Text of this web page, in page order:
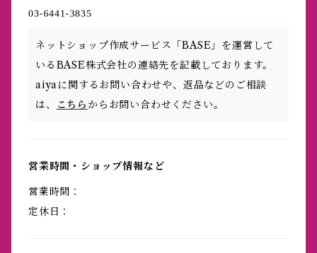
ネットショップ作成サービス「BASE」を運営して
いるBASE株式会社の連絡先を記載しております。
aiyaに関するお問い合わせや、返品などのご相談
は、
こちら からお問い合わせください。
営業時間・ショップ情報など
営業時間：
定休日：